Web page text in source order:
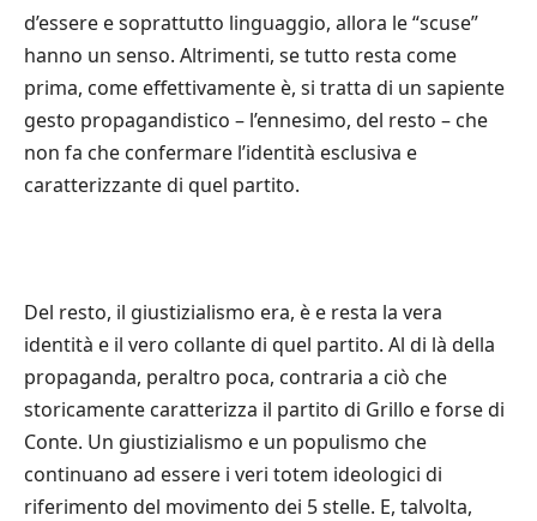
d’essere e soprattutto linguaggio, allora le “scuse”
hanno un senso. Altrimenti, se tutto resta come
prima, come effettivamente è, si tratta di un sapiente
gesto propagandistico – l’ennesimo, del resto – che
non fa che confermare l’identità esclusiva e
caratterizzante di quel partito.
Del resto, il giustizialismo era, è e resta la vera
identità e il vero collante di quel partito. Al di là della
propaganda, peraltro poca, contraria a ciò che
storicamente caratterizza il partito di Grillo e forse di
Conte. Un giustizialismo e un populismo che
continuano ad essere i veri totem ideologici di
riferimento del movimento dei 5 stelle. E, talvolta,